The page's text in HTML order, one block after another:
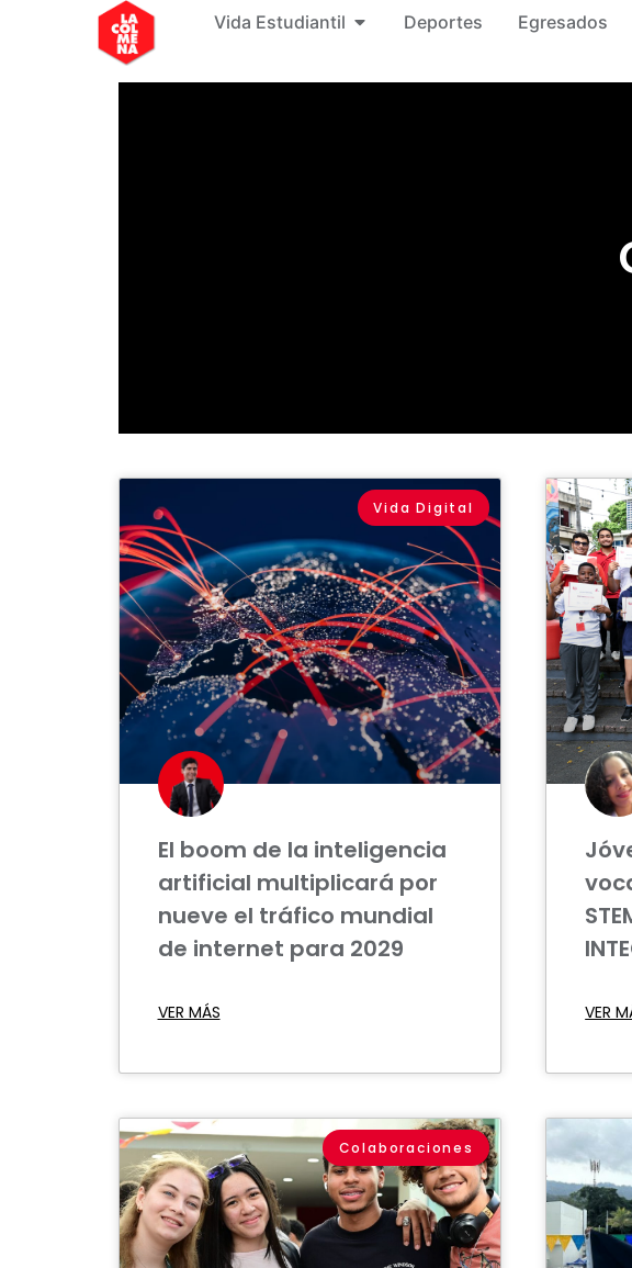
Vida Estudiantil Deportes Egresados
Vida Digital
El boom de la inteligencia
artificial multiplicará por
nueve el tráfico mundial
de internet para 2029
VER MÁS VER
Colaboraciones